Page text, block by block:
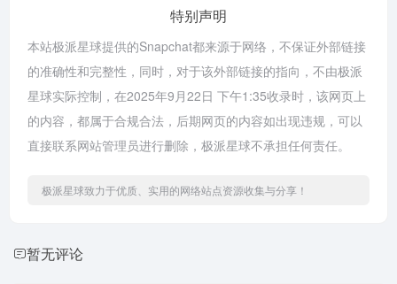
特别声明
本站极派星球提供的Snapchat都来源于网络，不保证外部链接
的准确性和完整性，同时，对于该外部链接的指向，不由极派
星球实际控制，在2025年9月22日 下午1:35收录时，该网页上
的内容，都属于合规合法，后期网页的内容如出现违规，可以
直接联系网站管理员进行删除，极派星球不承担任何责任。
极派星球致力于优质、实用的网络站点资源收集与分享！
暂无评论